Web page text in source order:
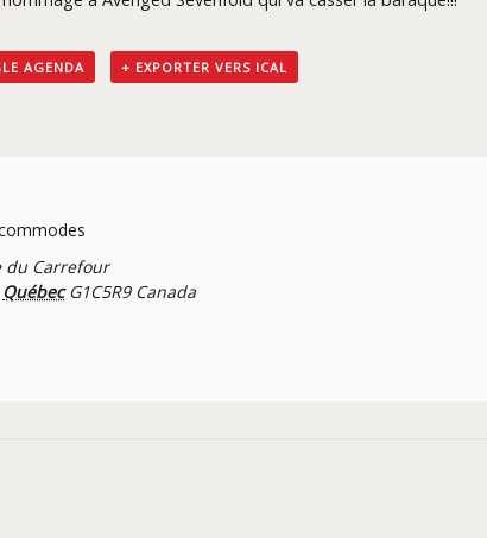
AGENDA + EXPORTER VERS ICAL
du Carrefour
Québec G1C5R9 Canada